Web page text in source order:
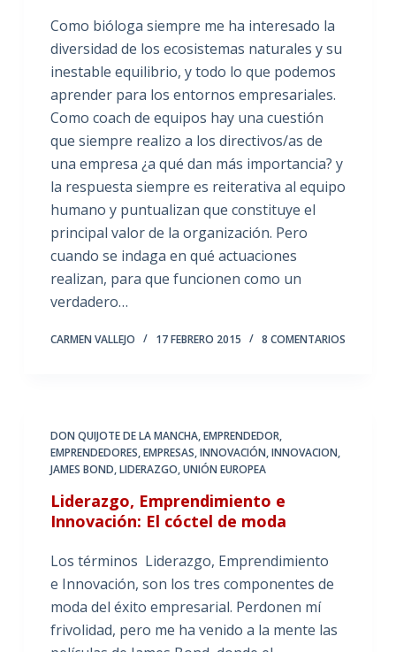
Como bióloga siempre me ha interesado la
diversidad de los ecosistemas naturales y su
inestable equilibrio, y todo lo que podemos
aprender para los entornos empresariales.
Como coach de equipos hay una cuestión
que siempre realizo a los directivos/as de
una empresa ¿a qué dan más importancia? y
la respuesta siempre es reiterativa al equipo
humano y puntualizan que constituye el
principal valor de la organización. Pero
cuando se indaga en qué actuaciones
realizan, para que funcionen como un
verdadero…
CARMEN VALLEJO 17 FEBRERO 2015 8 COMENTARIOS
DON QUIJOTE DE LA MANCHA,EMPRENDEDOR,
EMPRENDEDORES,EMPRESAS,INNOVACIÓN,INNOVACION,
JAMES BOND,LIDERAZGO,UNIÓN EUROPEA
Liderazgo, Emprendimiento e
Innovación: El cóctel de moda
Los términos Liderazgo, Emprendimiento
e Innovación, son los tres componentes de
moda del éxito empresarial. Perdonen mí
frivolidad, pero me ha venido a la mente las